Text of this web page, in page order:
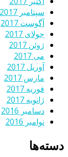
سپتامبر 2017
آگوست 2017
جولای 2017
ژوئن 2017
می 2017
آوریل 2017
مارس 2017
فوریه 2017
ژانویه 2017
دسامبر 2016
نوامبر 2016
دسته‌ها